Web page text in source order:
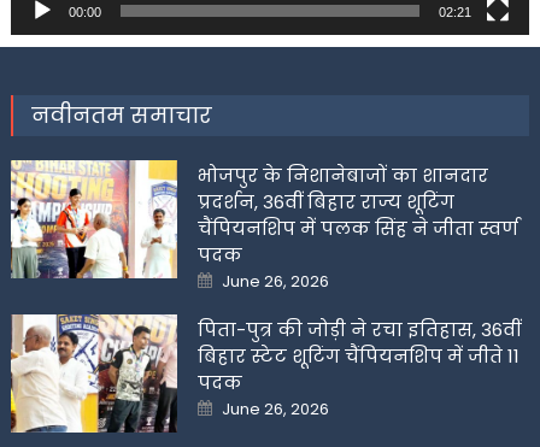
00:00 02:21
नवीनतम समाचार
भोजपुर के निशानेबाजों का शानदार
प्रदर्शन, 36वीं बिहार राज्य शूटिंग
चैंपियनशिप में पलक सिंह ने जीता स्वर्ण
पदक
Posted
on
June 26, 2026
पिता-पुत्र की जोड़ी ने रचा इतिहास, 36वीं
बिहार स्टेट शूटिंग चैंपियनशिप में जीते 11
पदक
Posted
on
June 26, 2026